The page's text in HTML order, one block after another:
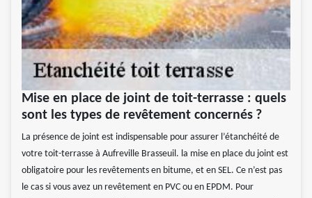
Mise en place de joint de toit-terrasse : quels
sont les types de revêtement concernés ?
La présence de joint est indispensable pour assurer l’étanchéité de
votre toit-terrasse à Aufreville Brasseuil. la mise en place du joint est
obligatoire pour les revêtements en bitume, et en SEL. Ce n’est pas
le cas si vous avez un revêtement en PVC ou en EPDM. Pour